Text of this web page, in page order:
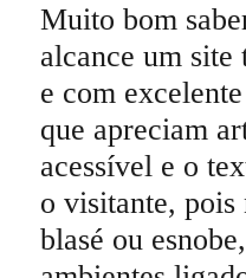
Muito bom
alcance um site
e com
que apreciam
acessível e o
o visitante, pois
blasé ou